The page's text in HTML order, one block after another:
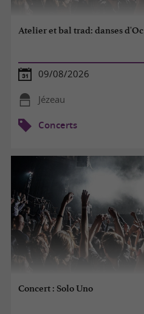
Atelier et bal trad: danses d'Oc
09/08/2026
Jézeau
Concerts
Concert : Solo Uno